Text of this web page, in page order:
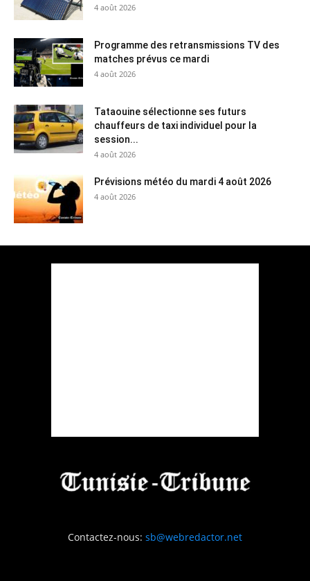
4 août 2026
Programme des retransmissions TV des
matches prévus ce mardi
4 août 2026
Tataouine sélectionne ses futurs
chauffeurs de taxi individuel pour la
session...
4 août 2026
Prévisions météo du mardi 4 août 2026
4 août 2026
Contactez-nous: sb@webredactor.net